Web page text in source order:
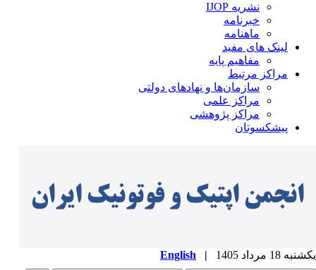
نشریه IJOP
خبرنامه
ماهنامه
لینک های مفید
مفاهیم پایه
مراکز مرتبط
سازمان‌ها و نهادهای دولتی
مراکز علمی
مراکز پژوهشی
پیشکسوتان
18 مرداد 1405 |
English